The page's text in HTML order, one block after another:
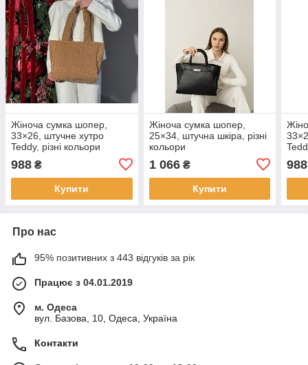
Жіноча сумка шопер,
33×26, штучне хутро
Teddy, різні кольори
988 ₴
Купити
Жіноча сумка шопер,
25×34, штучна шкіра, різні
кольори
1 066₴
Купити
988
Про нас
95% позитивних з 443 відгуків за рік
Працює з 04.01.2019
м. Одеса
вул. Базова, 10, Одеса, Україна
Контакти